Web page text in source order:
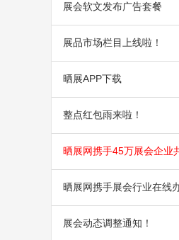
展会软文发布广告套餐
展品市场栏目上线啦！
晒展APP下载
整点红包雨来啦！
晒展网携手45万展会企业
晒展网携手展会行业在线
展会动态调整通知！